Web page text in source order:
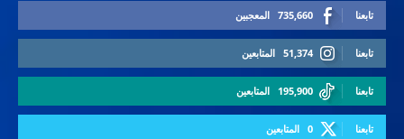
735,660 المعجبين تابعنا
51,374 المتابعين تابعنا
195,900 المتابعين تابعنا
0 المتابعين تابعنا